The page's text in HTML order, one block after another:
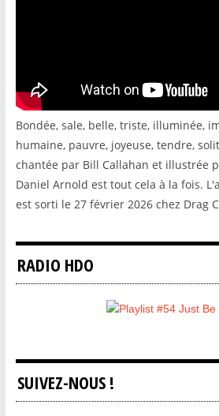
Bondée, sale, belle, triste, illuminée,
humaine, pauvre, joyeuse, tendre,
chantée par Bill Callahan et illustrée
Daniel Arnold est tout cela à la fois.
est sorti le 27 février 2026 chez Drag
RADIO HDO
SUIVEZ-NOUS !